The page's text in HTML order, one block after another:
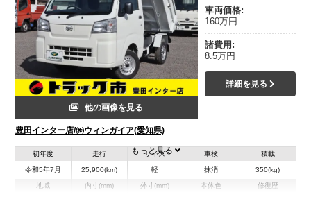
他の画像を見る
豊田インター店/㈱ウィンガイア(愛知県)
車両価格:
160万円
諸費用:
8.5万円
詳細を見る
初年度
令和5年7月
走行
25,900(km)
サイズ
軽
車検
抹消
積載
350(kg)
地域 内寸(mm) 外寸(mm) 本体色 修復歴
もっと見る